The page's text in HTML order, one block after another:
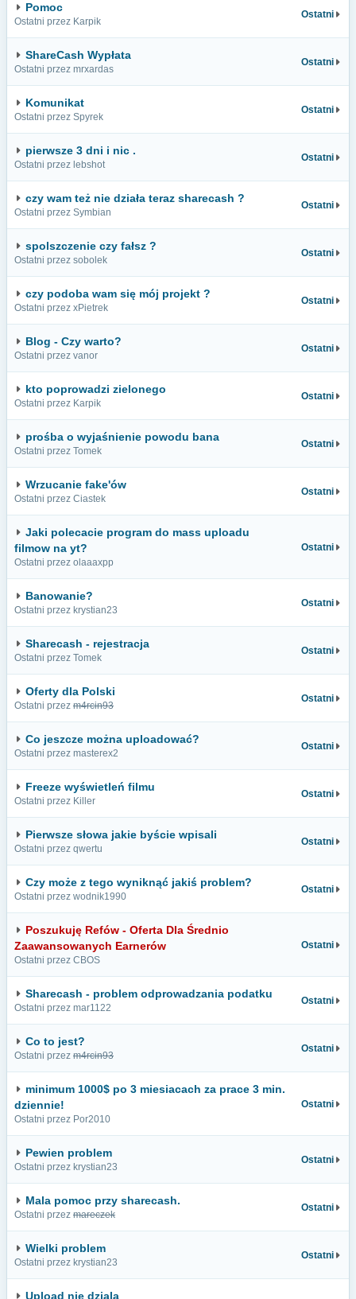
Pomoc
Ostatni przez Karpik
Ostatni
ShareCash Wypłata
Ostatni przez mrxardas
Ostatni
Komunikat
Ostatni przez Spyrek
Ostatni
pierwsze 3 dni i nic .
Ostatni przez lebshot
Ostatni
czy wam też nie działa teraz sharecash ?
Ostatni przez Symbian
Ostatni
spolszczenie czy fałsz ?
Ostatni przez sobolek
Ostatni
czy podoba wam się mój projekt ?
Ostatni przez xPietrek
Ostatni
Blog - Czy warto?
Ostatni przez vanor
Ostatni
kto poprowadzi zielonego
Ostatni przez Karpik
Ostatni
prośba o wyjaśnienie powodu bana
Ostatni przez Tomek
Ostatni
Wrzucanie fake'ów
Ostatni przez Ciastek
Ostatni
Jaki polecacie program do mass uploadu
filmow na yt?
Ostatni przez olaaaxpp
Ostatni
Banowanie?
Ostatni przez krystian23
Ostatni
Sharecash - rejestracja
Ostatni przez Tomek
Ostatni
Oferty dla Polski
Ostatni przez m4rcin93
Ostatni
Co jeszcze można uploadować?
Ostatni przez masterex2
Ostatni
Freeze wyświetleń filmu
Ostatni przez Killer
Ostatni
Pierwsze słowa jakie byście wpisali
Ostatni przez qwertu
Ostatni
Czy może z tego wyniknąć jakiś problem?
Ostatni przez wodnik1990
Ostatni
Poszukuję Refów - Oferta Dla Średnio
Zaawansowanych Earnerów
Ostatni przez CBOS
Ostatni
Sharecash - problem odprowadzania podatku
Ostatni przez mar1122
Ostatni
Co to jest?
Ostatni przez m4rcin93
Ostatni
minimum 1000$ po 3 miesiacach za prace 3 min.
dziennie!
Ostatni przez Por2010
Ostatni
Pewien problem
Ostatni przez krystian23
Ostatni
Mala pomoc przy sharecash.
Ostatni przez mareczek
Ostatni
Wielki problem
Ostatni przez krystian23
Ostatni
Upload nie dziala